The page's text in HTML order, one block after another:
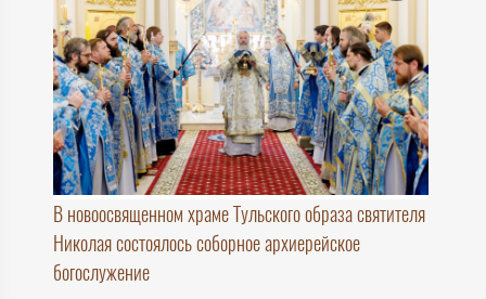
В новоосвященном храме Тульского образа святителя
Николая состоялось соборное архиерейское
богослужение